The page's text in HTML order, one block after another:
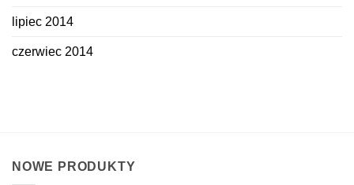
lipiec 2014
czerwiec 2014
NOWE PRODUKTY